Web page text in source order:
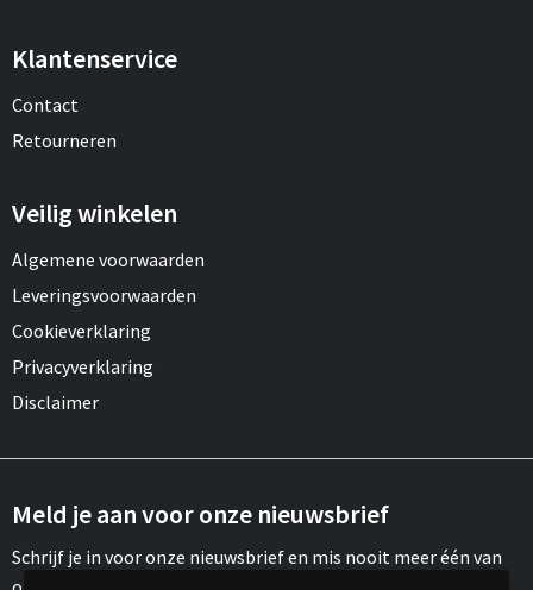
Klantenservice
Contact
Retourneren
Veilig winkelen
Algemene voorwaarden
Leveringsvoorwaarden
Cookieverklaring
Privacyverklaring
Disclaimer
Meld je aan voor onze nieuwsbrief
Schrijf je in voor onze nieuwsbrief en mis nooit meer één van